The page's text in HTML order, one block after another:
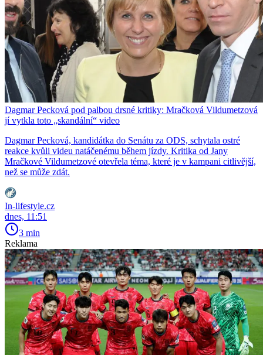
Dagmar Pecková pod palbou drsné kritiky: Mračková Vildumetzová
jí vytkla toto „skandální“ video
Dagmar Pecková, kandidátka do Senátu za ODS, schytala ostré
reakce kvůli videu natáčenému během jízdy. Kritika od Jany
Mračkové Vildumetzové otevřela téma, které je v kampani citlivější,
než se může zdát.
In-lifestyle.cz
dnes, 11:51
3 min
Reklama